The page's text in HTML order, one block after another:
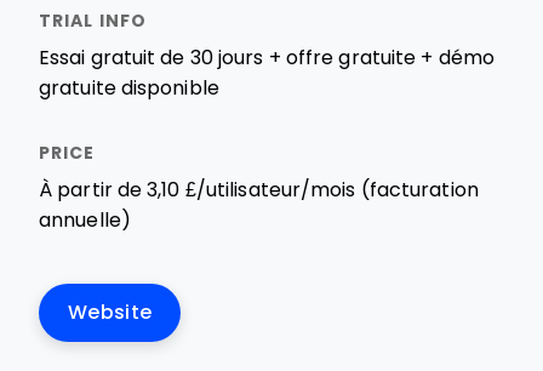
Essai gratuit de 30 jours + offre gratuite + démo
gratuite disponible
À partir de 3,10 £/utilisateur/mois (facturation
annuelle)
Website